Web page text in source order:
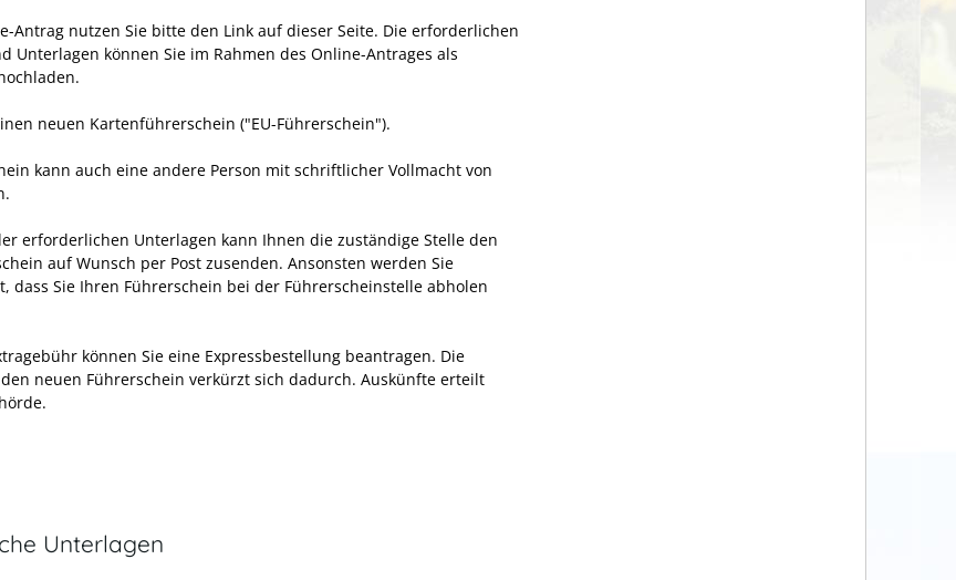
Antrag nutzen Sie bitte den Link auf dieser Seite. Die erforderlichen
Unterlagen können Sie im Rahmen des Online-Antrages als
neuen Kartenführerschein ("EU-Führerschein").
kann auch eine andere Person mit schriftlicher Vollmacht von
erforderlichen Unterlagen kann Ihnen die zuständige Stelle den
auf Wunsch per Post zusenden. Ansonsten werden Sie
dass Sie Ihren Führerschein bei der Führerscheinstelle abholen
können Sie eine Expressbestellung beantragen. Die
neuen Führerschein verkürzt sich dadurch. Auskünfte erteilt
Unterlagen